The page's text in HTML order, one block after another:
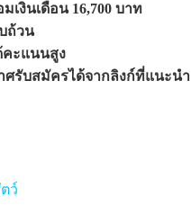
เงินเดือน 16,700 บาท
ถ้วน
คะแนนสูง
ศรับสมัครได้จากลิงก์ที่แนะนำ
ว์